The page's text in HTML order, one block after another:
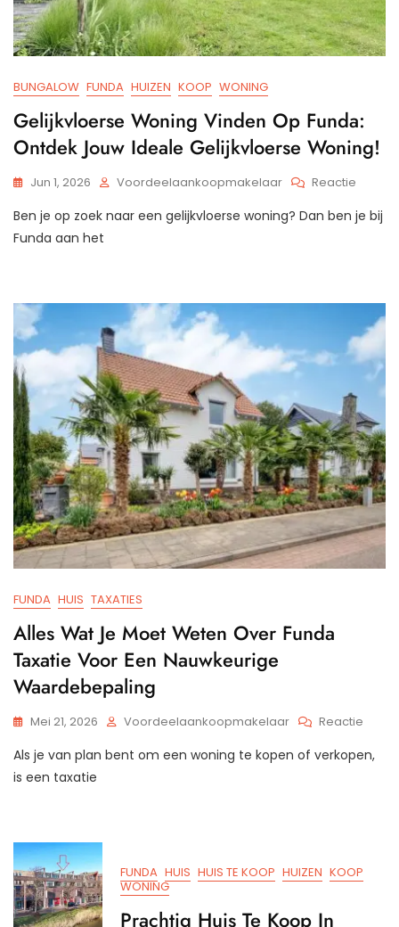
BUNGALOW FUNDA HUIZEN KOOP WONING
Gelijkvloerse Woning Vinden Op Funda:
Ontdek Jouw Ideale Gelijkvloerse Woning!
Jun 1, 2026 Voordeelaankoopmakelaar Reactie
Woning
Jouw
Ideale
Ben je op zoek naar een gelijkvloerse woning? Dan ben je bij
Funda aan het
FUNDA HUIS TAXATIES
Alles Wat Je Moet Weten Over Funda
Taxatie Voor Een Nauwkeurige
Waardebepaling
Mei 21, 2026 Voordeelaankoopmakelaar Reactie
Wat
Voor
Als je van plan bent om een woning te kopen of verkopen,
is een taxatie
FUNDA HUIS HUIS TE KOOP HUIZEN KOOP
WONING
Prachtig Huis Te Koop In